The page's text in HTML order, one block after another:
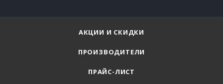
АКЦИИ И СКИДКИ
ПРОИЗВОДИТЕЛИ
ПРАЙС-ЛИСТ